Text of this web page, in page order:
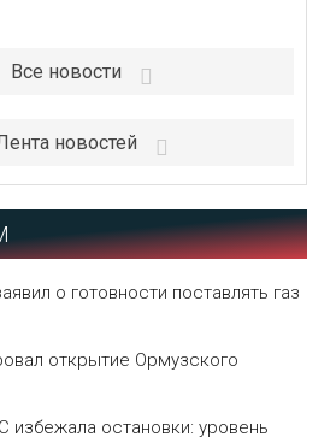
Все новости
новостей
о готовности поставлять газ
открытие Ормузского
избежала остановки: уровень